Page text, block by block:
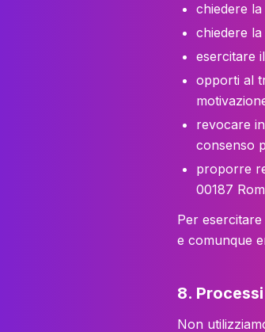
chiedere la
chiedere la
esercitare
opporti al
revocare
consenso
proporre
00187
Per
e comunque
8.
Non